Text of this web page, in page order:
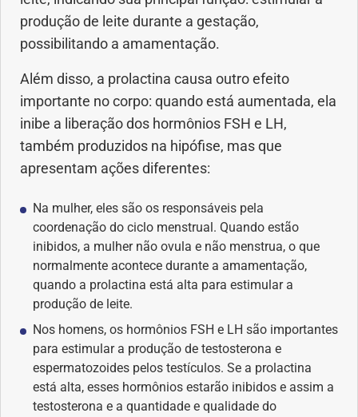
Anestesia
Aparelho Digestivo
Beleza e Cosmética
Câncer
Cirurgia Plástica
Coronavírus
Dengue
Dermatologia
Diabetes
produção de leite durante a gestação,
possibilitando a amamentação.
Além disso, a prolactina causa outro efeito
importante no corpo: quando está aumentada, ela
inibe a liberação dos hormônios FSH e LH,
também produzidos na hipófise, mas que
apresentam ações diferentes:
Na mulher, eles são os responsáveis pela
coordenação do ciclo menstrual. Quando estão
inibidos, a mulher não ovula e não menstrua, o que
normalmente acontece durante a amamentação,
quando a prolactina está alta para estimular a
produção de leite.
Nos homens, os hormônios FSH e LH são importantes
para estimular a produção de testosterona e
espermatozoides pelos testículos. Se a prolactina
está alta, esses hormônios estarão inibidos e assim a
testosterona e a quantidade e qualidade do